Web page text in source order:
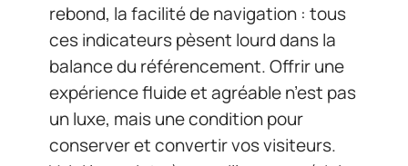
rebond, la facilité de navigation : tous
ces indicateurs pèsent lourd dans la
balance du référencement. Offrir une
expérience fluide et agréable n’est pas
un luxe, mais une condition pour
conserver et convertir vos visiteurs.